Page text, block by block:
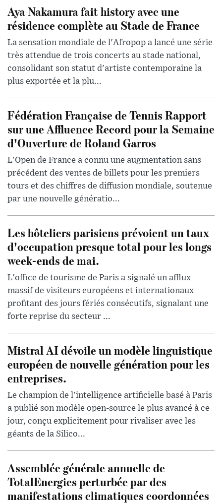
Aya Nakamura fait history avec une
résidence complète au Stade de France
La sensation mondiale de l'Afropop a lancé une série
très attendue de trois concerts au stade national,
consolidant son statut d'artiste contemporaine la
plus exportée et la plu...
Fédération Française de Tennis Rapport
sur une Affluence Record pour la Semaine
d'Ouverture de Roland Garros
L'Open de France a connu une augmentation sans
précédent des ventes de billets pour les premiers
tours et des chiffres de diffusion mondiale, soutenue
par une nouvelle génératio...
Les hôteliers parisiens prévoient un taux
d'occupation presque total pour les longs
week-ends de mai.
L'office de tourisme de Paris a signalé un afflux
massif de visiteurs européens et internationaux
profitant des jours fériés consécutifs, signalant une
forte reprise du secteur ...
Mistral AI dévoile un modèle linguistique
européen de nouvelle génération pour les
entreprises.
Le champion de l'intelligence artificielle basé à Paris
a publié son modèle open-source le plus avancé à ce
jour, conçu explicitement pour rivaliser avec les
géants de la Silico...
Assemblée générale annuelle de
TotalEnergies perturbée par des
manifestations climatiques coordonnées